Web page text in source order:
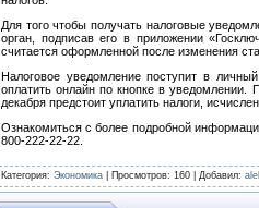
Для того чтобы получать налоговые
орган, подписав его в приложении
считается оформленной после изменения
Налоговое уведомление поступит в
оплатить онлайн по кнопке в
декабря предстоит уплатить налоги,
Ознакомиться с более подробной
800-222-22-22.
Категория: Экономика Просмотров: 160 | Добавил: